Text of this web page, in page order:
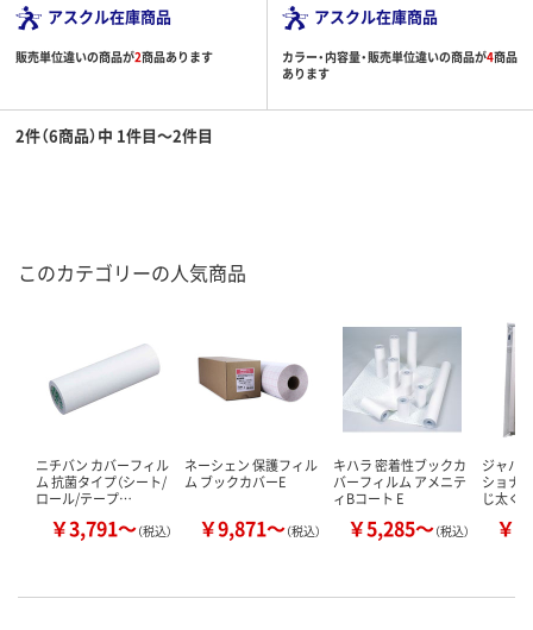
アスクル在庫商品
販売単位違いの商品が2商品あります
アスクル在庫商品
カラー・内容量・販売単位違いの商品が4商品
あります
2件（6商品）中 1件目～2件目
このカテゴリーの人気商品
ニチバン カバーフィル
ム 抗菌タイプ（シート/
ロール/テープ…
￥3,791～（税込）
ネーシェン 保護フィル
ム ブックカバーE
￥9,871～（税込）
キハラ 密着性ブックカ
バーフィルム アメニテ
ィBコート E
￥5,285～（税込）
ジャパ
ショナ
じ太く
￥